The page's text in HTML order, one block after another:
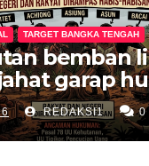
TARGET BANGKA TENGAH
bemban
garap
jadi
dan
habis
REDAKSI1 0